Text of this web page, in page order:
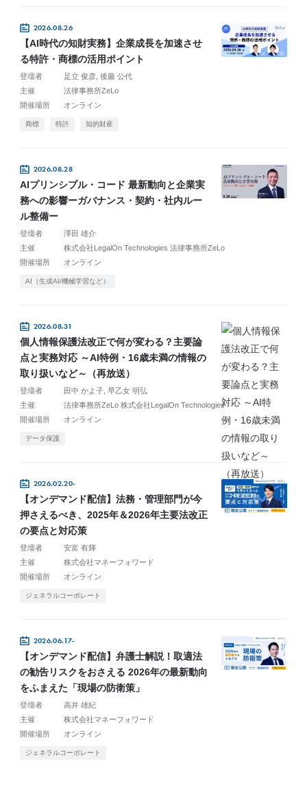
2026.08.26
【AI時代の知財実務】企業成長を加速させ
る特許・商標の活用ポイント
登壇者 足立 俊彦 後藤 公代
主催
法律事務所ZeLo
開催場所
オンライン
商標 特許 知的財産
2026.08.28
AIプリンシプル・コード 最新動向と企業実
務への影響ーガバナンス・契約・社内ルー
ル整備ー
登壇者
澤田 雄介
主催
株式会社LegalOn Technologies 法律事務所ZeLo
開催場所
オンライン
AI（生成AI/機械学習など）
2026.08.31
個人情報保護法改正で何が変わる？主要論
点と実務対応 ～AI特例・16歳未満の情報の
取り扱いなど～（再放送）
登壇者 田中 かよ子 早乙女 明弘
主催
法律事務所ZeLo 株式会社LegalOn Technologies
開催場所
オンライン
データ保護
2026.02.20-
【オンデマンド配信】法務・管理部門が今
押さえるべき、2025年＆2026年主要法改正
の要点と対応策
登壇者
安富 有輝
主催
株式会社マネーフォワード
開催場所
オンライン
ジェネラルコーポレート
2026.06.17-
【オンデマンド配信】弁護士解説！取適法
の勧告リスクをおさえる 2026年の最新動向
をふまえた「現場の防衛策」
登壇者
高井 雄紀
主催
株式会社マネーフォワード
開催場所
オンライン
ジェネラルコーポレート